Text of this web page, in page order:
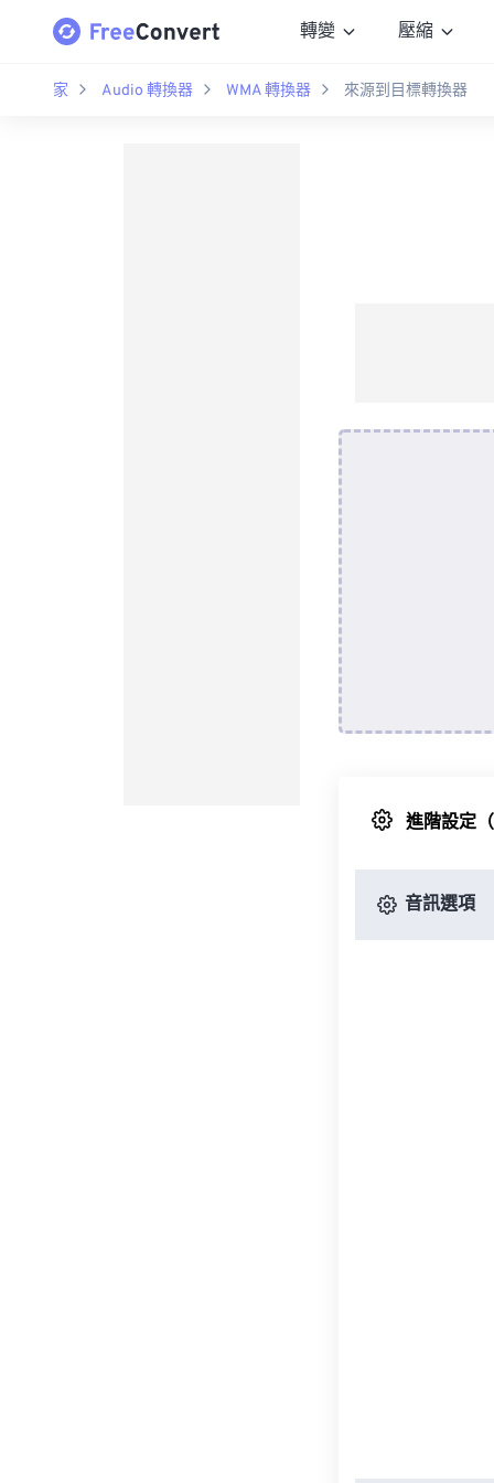
轉變 壓縮
家 Audio 轉換器 WMA 轉換器 來源到目標轉換器
進階設定
音訊選項